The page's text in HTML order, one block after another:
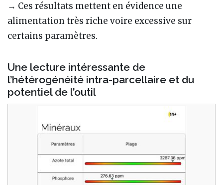
→ Ces résultats mettent en évidence une
alimentation très riche voire excessive sur
certains paramètres.
Une lecture intéressante de
l’hétérogénéité intra-parcellaire et du
potentiel de l’outil